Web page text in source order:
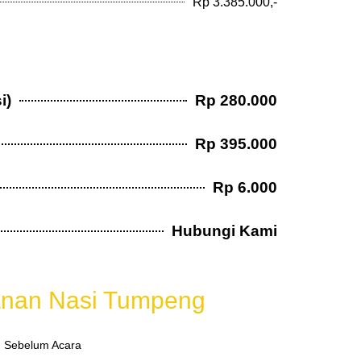
Rp 280.000
Rp 395.000
Rp 6.000
Hubungi Kami
Nasi Tumpeng
Acara